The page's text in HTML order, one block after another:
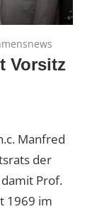
Vorsitz
Manfred
der
Prof.
1969 im